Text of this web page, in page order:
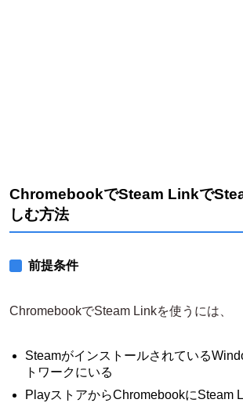
ChromebookでSteam Linkで
しむ方法
前提条件
ChromebookでSteam Linkを使うには、
Steamがインストールされている
トワークにいる
PlayストアからChromebookにSteam